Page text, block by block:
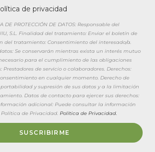
de privacidad
DE PROTECCIÓN DE DATOS: Responsable del
S.L. Finalidad del tratamiento: Enviar el boletín de
del tratamiento: Consentimiento del interesado/a.
Se conservarán mientras exista un interés mutuo
para el cumplimiento de las obligaciones
Prestadores de servicio o colaboradores. Derechos:
en cualquier momento. Derecho de
y supresión de sus datos y a la limitación
Datos de contacto para ejercer sus derechos:
adicional: Puede consultar la información
de Privacidad. Política de Privacidad.
SUSCRIBIRME